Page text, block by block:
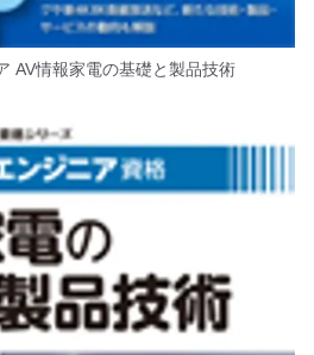
AV情報家電の基礎と製品技術